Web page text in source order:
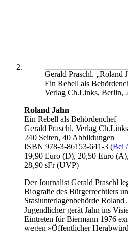
Gerald Praschl. „Roland
Ein Rebell als
Verlag Ch.Links, Berlin,
Roland Jahn
Ein Rebell als Behördenchef
Gerald Praschl, Verlag
240 Seiten, 40 Abbildungen
ISBN 978-3-86153-641-3 (Bei
19,90 Euro (D), 20,50 Euro (A),
28,90 sFr (UVP)
Der Journalist Gerald Praschl
Biografie des Bürgerrechtlers
Stasiunterlagenbehörde Roland
Jugendlicher gerät Jahn ins
Eintreten für Biermann 1976
wegen »Öffentlicher